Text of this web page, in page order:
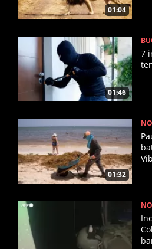
01:04
01:46
7
01:32